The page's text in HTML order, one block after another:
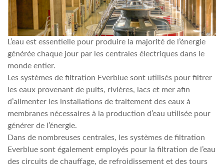
L’eau est essentielle pour produire la majorité de l’énergie
générée chaque jour par les centrales électriques dans le
monde entier.
Les systèmes de filtration Everblue sont utilisés pour filtrer
les eaux provenant de puits, rivières, lacs et mer afin
d’alimenter les installations de traitement des eaux à
membranes nécessaires à la production d’eau utilisée pour
générer de l’énergie.
Dans de nombreuses centrales, les systèmes de filtration
Everblue sont également employés pour la filtration de l’eau
des circuits de chauffage, de refroidissement et des tours